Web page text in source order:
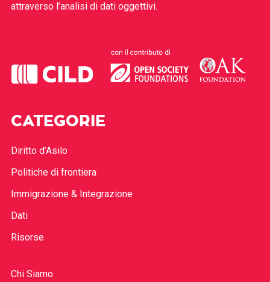
attraverso l’analisi di dati oggettivi.
CATEGORIE
Diritto d’Asilo
Politiche di frontiera
Immigrazione & Integrazione
Dati
Risorse
Chi Siamo